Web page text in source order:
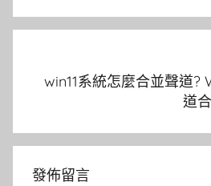
覽
win11系統怎麼合並聲道?
道
發佈留言